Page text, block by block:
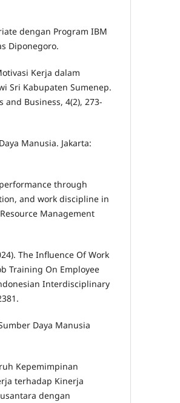
dengan Program IBM
Diponegoro.
Kerja dalam
Sri Kabupaten Sumenep.
Business, 4(2), 273-
Manusia. Jakarta:
through
and work discipline in
Management
The Influence Of Work
Training On Employee
Interdisciplinary
Daya Manusia
Kepemimpinan
terhadap Kinerja
dengan